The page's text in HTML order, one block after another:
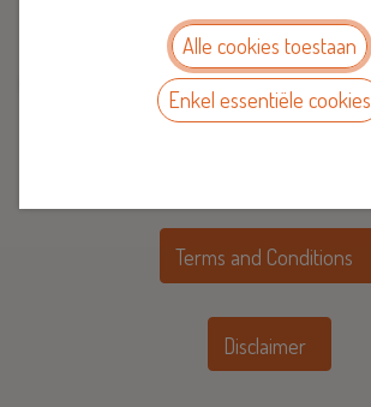
+32 (0) 52 280 913
Terms and Conditions
Disclaimer
Alle cookies toestaan
Enkel essentiële cookies